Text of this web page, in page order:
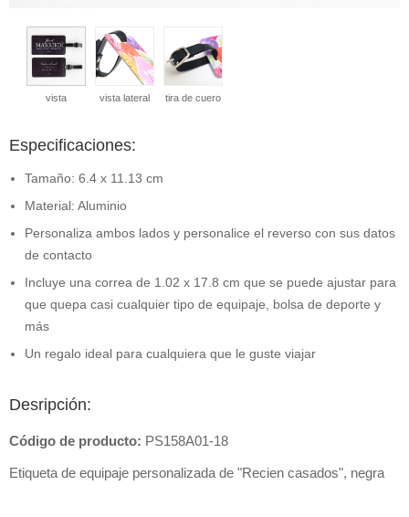
vista vista lateral tira de cuero
Especificaciones:
Tamaño: 6.4 x 11.13 cm
Material: Aluminio
Personaliza ambos lados y personalice el reverso con sus datos
de contacto
Incluye una correa de 1.02 x 17.8 cm que se puede ajustar para
que quepa casi cualquier tipo de equipaje, bolsa de deporte y
más
Un regalo ideal para cualquiera que le guste viajar
Desripción:
Código de producto: PS158A01-18
Etiqueta de equipaje personalizada de "Recien casados", negra